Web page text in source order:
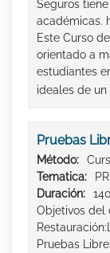
Seguros
académicas.
Este Curso
orientado a
estudiantes
ideales de un
Pruebas
Método:
Tematica:
Duración:
Objetivos del
Pruebas